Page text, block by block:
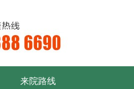
来院路线